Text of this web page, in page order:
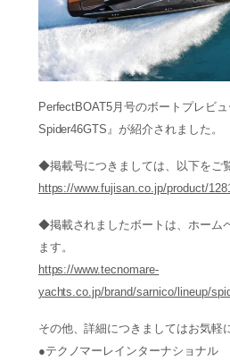
PerfectBOAT5月号のボートプレビ
Spider46GTS』が紹介されました。
◆掲載号につきましては、以下をご
https://www.fujisan.co.jp/product/
◆掲載されましたボートは、ホーム
ます。
https://www.tecnomare-
yachts.co.jp/brand/sarnico/lineup/
その他、詳細につきましてはお気軽
●テクノマーレインターナショナル